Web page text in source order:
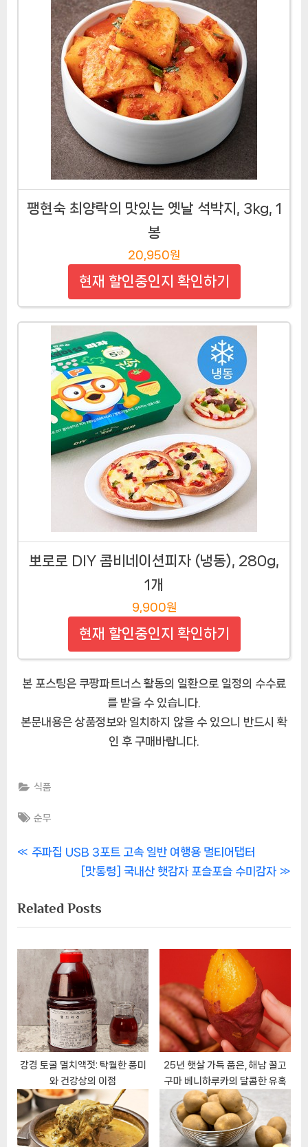
팽현숙 최양락의 맛있는 옛날 석박지, 3kg, 1
봉
20,950원
현재 할인중인지 확인하기
뽀로로 DIY 콤비네이션피자 (냉동), 280g,
1개
9,900원
현재 할인중인지 확인하기
본 포스팅은 쿠팡파트너스 활동의 일환으로 일정의 수수료
를 받을 수 있습니다.
본문내용은 상품정보와 일치하지 않을 수 있으니 반드시 확
인 후 구매바랍니다.
식품
Tags:
순무
글
비
션
P
v
i
o
P
o
s
t
주파집 USB 3포트 고속 일반 여행용 멀티어댑터
N
x
t
P
o
s
t
:
[맛통령] 국내산 햇감자 포슬포슬 수미감자
Related Posts
강경 토굴 멸치액젓: 탁월한 풍미
와 건강상의 이점
25년 햇살 가득 품은, 해남 꿀고
구마 베니하루카의 달콤한 유혹